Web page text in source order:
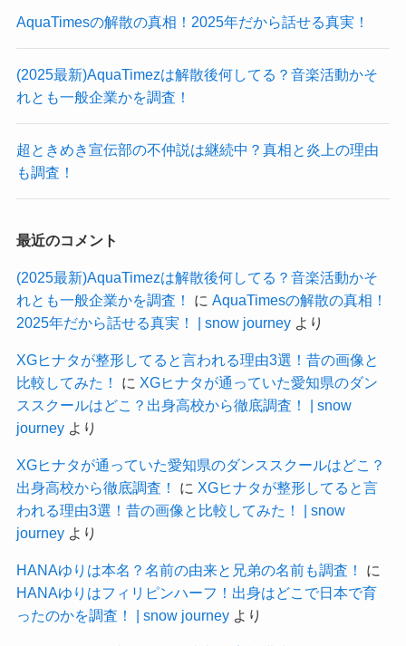
AquaTimesの解散の真相！2025年だから話せる真実！
(2025最新)AquaTimezは解散後何してる？音楽活動かそ
れとも一般企業かを調査！
超ときめき宣伝部の不仲説は継続中？真相と炎上の理由
も調査！
最近のコメント
(2025最新)AquaTimezは解散後何してる？音楽活動かそ
れとも一般企業かを調査！
に AquaTimesの解散の真相！
2025年だから話せる真実！ | snow journeyより
XGヒナタが整形してると言われる理由3選！昔の画像と
比較してみた！
に XGヒナタが通っていた愛知県のダン
ススクールはどこ？出身高校から徹底調査！ | snow
journeyより
XGヒナタが通っていた愛知県のダンススクールはどこ？
出身高校から徹底調査！
に XGヒナタが整形してると言
われる理由3選！昔の画像と比較してみた！ | snow
journeyより
HANAゆりは本名？名前の由来と兄弟の名前も調査！
に
HANAゆりはフィリピンハーフ！出身はどこで日本で育
ったのかを調査！ | snow journeyより